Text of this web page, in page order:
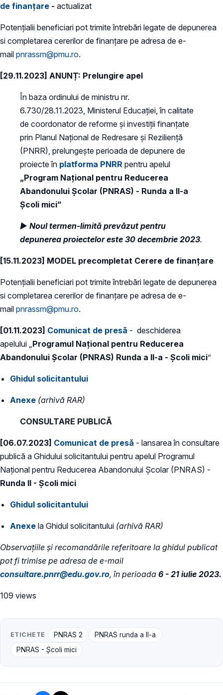
de finanțare - actualizat
Potențialii beneficiari pot trimite întrebări legate de depunerea
si completarea cererilor de finanțare pe adresa de e-
mail pnrassm@pmu.ro.
[29.11.2023] ANUNȚ: Prelungire apel
În baza ordinului de ministru nr.
6.730/28.11.2023, Ministerul Educației, în calitate
de coordonator de reforme și investiții finanțate
prin Planul Național de Redresare și Reziliență
(PNRR), prelungește perioada de depunere de
proiecte în platforma PNRR pentru apelul
„Program Național pentru Reducerea
Abandonului Școlar (PNRAS) - Runda a II-a
Școli mici”
► Noul termen-limită prevăzut pentru
depunerea proiectelor este 30 decembrie 2023.
[15.11.2023] MODEL precompletat Cerere de finanțare
Potențialii beneficiari pot trimite întrebări legate de depunerea
si completarea cererilor de finanțare pe adresa de e-
mail pnrassm@pmu.ro.
[01.11.2023] Comunicat de presă - deschiderea
apelului „ Programul Național pentru Reducerea
Abandonului Școlar (PNRAS) Runda a II-a - Școli mici”
Ghidul solicitantului
Anexe (arhivă RAR)
CONSULTARE PUBLICĂ
[06.07.2023] Comunicat de presă - lansarea în consultare
publică a Ghidului solicitantului pentru apelul Programul
Național pentru Reducerea Abandonului Școlar (PNRAS) -
Runda II - Școli mici
Ghidul solicitantului
Anexe la Ghidul solicitantului (arhivă RAR)
Observațiile și recomandările referitoare la ghidul publicat
pot fi trimise pe adresa de e-mail
consultare.pnrr@edu.gov.ro, în perioada 6 - 21 iulie 2023.
109 views
ETICHETE PNRAS 2
PNRAS runda a II-a
PNRAS - Școli mici